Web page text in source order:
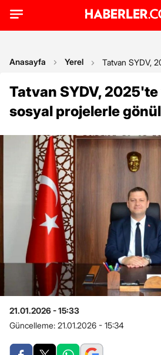
Anasayfa Yerel Tatvan SYDV,
Tatvan SYDV, 2025'te
sosyal projelerle
21.01.2026 - 15:33
Güncelleme: 21.01.2026 - 15:34